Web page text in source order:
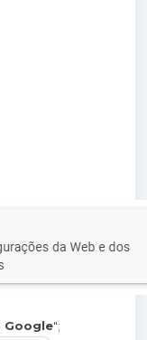
Google";